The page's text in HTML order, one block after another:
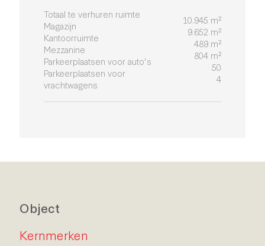
Totaal te verhuren ruimte
Magazijn
Kantoorruimte
Mezzanine
Parkeerplaatsen voor auto's
Parkeerplaatsen voor
vrachtwagens
10.945 m²
9.652 m²
489 m²
804 m²
50
4
Object
Kernmerken